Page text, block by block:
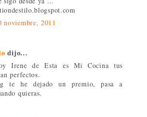
noviembre, 2011
dijo...
Irene de Esta es Mi Cocina tus
perfectos.
te he dejado un premio, pasa a
quieras.